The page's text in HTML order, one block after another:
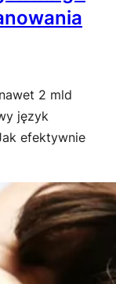
2 mld
język
efektywnie